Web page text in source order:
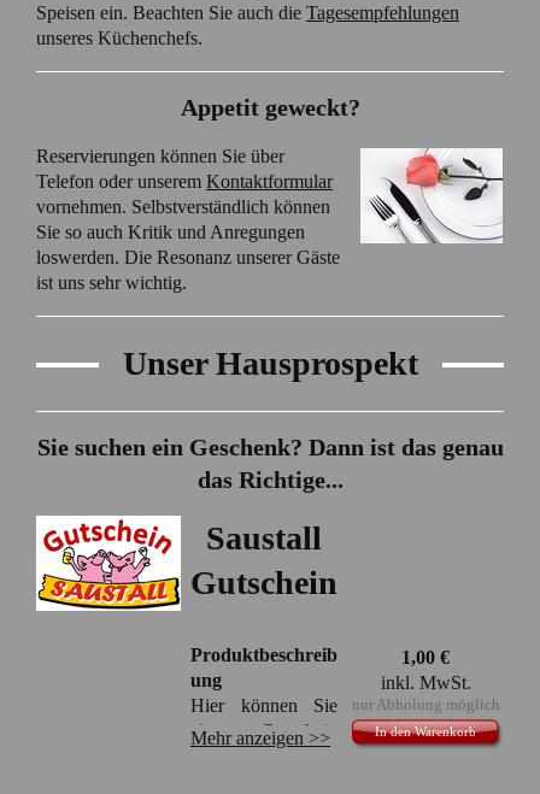
Speisen ein. Beachten Sie auch die Tagesempfehlungen
unseres Küchenchefs.
Appetit geweckt?
Reservierungen können Sie über
Telefon oder unserem Kontaktformular
vornehmen. Selbstverständlich können
Sie so auch Kritik und Anregungen
loswerden. Die Resonanz unserer Gäste
ist uns sehr wichtig.
Unser Hausprospekt
Sie suchen ein Geschenk? Dann ist das genau
das Richtige...
1,00 €
inkl. MwSt.
nur Abholung möglich
In den Warenkorb
Saustall
Gutschein
Produktbeschreib
ung
Hier können Sie
einen Gutschein
Mehr anzeigen >>